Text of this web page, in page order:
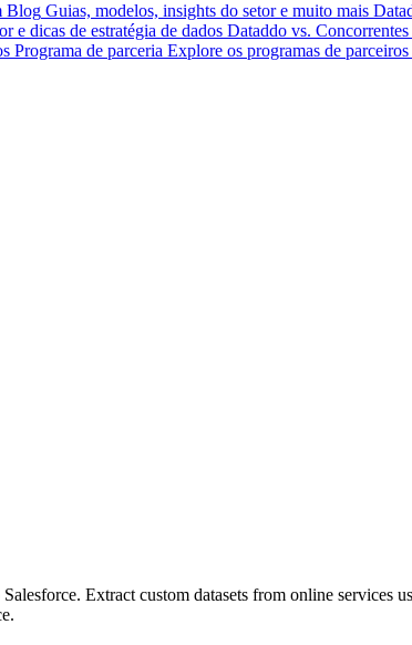
Blog Guias, modelos, insights do setor e muito mais
e dicas de estratégia de dados Dataddo vs. Concorrentes
Programa de parceria Explore os programas de
Extract custom datasets from online